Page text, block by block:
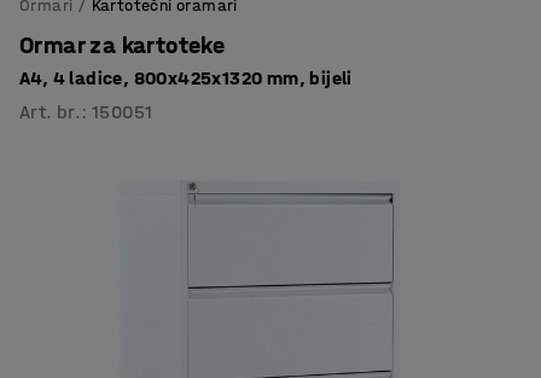
Ormari Kartotečni oramari
Ormar za kartoteke
A4, 4 ladice, 800x425x1320 mm, bijeli
Art. br. :150051